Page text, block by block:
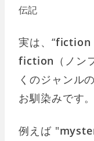
伝記
実は、“fiction
fiction （ノ
くのジャンル
お馴染みです。
例えば "